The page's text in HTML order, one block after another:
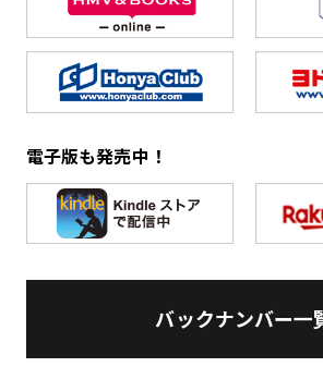
電子版も発売中！
バックナンバー一